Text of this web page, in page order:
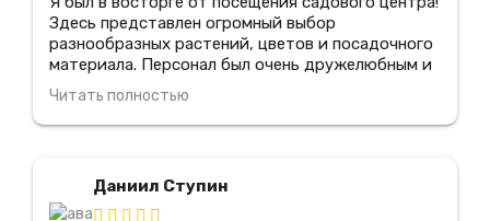
Здесь представлен огромный выбор
разнообразных растений, цветов и посадочного
материала. Персонал был очень дружелюбным и
предоставил мне всю необходимую информацию
по уходу за растениями. Я также оценил
прекрасное качество продукции и отличные
вернусь сюда снова и рекомендую его всем
любителям садоводства.
Читать полностью
Даниил Ступин